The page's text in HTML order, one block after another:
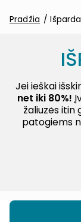
Pradžia
Jei ieškai
net iki 80%!
žaliuzės itin
patogiems